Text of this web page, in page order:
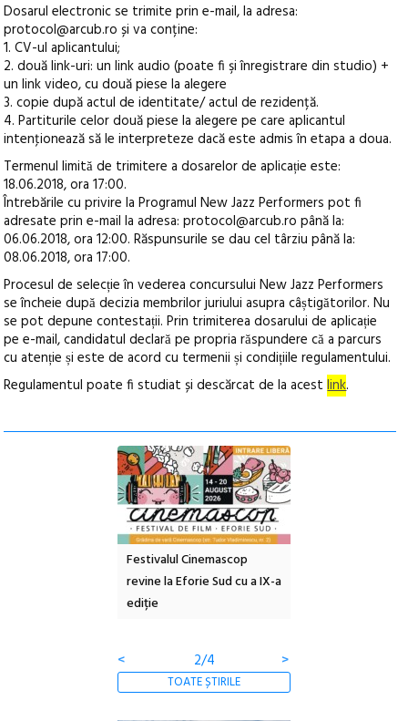
Dosarul electronic se trimite prin e-mail, la adresa:
protocol@arcub.ro și va conține:
1. CV-ul aplicantului;
2. două link-uri: un link audio (poate fi şi înregistrare din studio) +
un link video, cu două piese la alegere
3. copie după actul de identitate/ actul de rezidență.
4. Partiturile celor două piese la alegere pe care aplicantul
intenţionează să le interpreteze dacă este admis în etapa a doua.
Termenul limită de trimitere a dosarelor de aplicație este:
18.06.2018, ora 17:00.
Întrebările cu privire la Programul New Jazz Performers pot fi
adresate prin e-mail la adresa: protocol@arcub.ro până la:
06.06.2018, ora 12:00. Răspunsurile se dau cel târziu până la:
08.06.2018, ora 17:00.
Procesul de selecție în vederea concursului New Jazz Performers
se încheie după decizia membrilor juriului asupra câștigătorilor. Nu
se pot depune contestații. Prin trimiterea dosarului de aplicație
pe e-mail, candidatul declară pe propria răspundere că a parcurs
cu atenție și este de acord cu termenii și condițiile regulamentului.
Regulamentul poate fi studiat și descărcat de la acestlink.
Festivalul Cinemascop
revine la Eforie Sud cu a IX-a
ediție
<
2/4 >
TOATE ȘTIRILE